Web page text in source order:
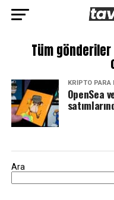
Tüm
KRIPTO PARA
OpenSea
Ara